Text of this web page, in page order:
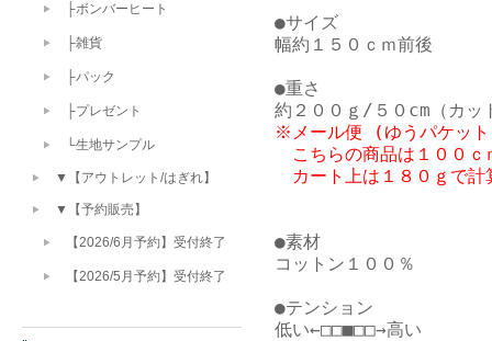
●サイズ
幅約１５０ｃｍ前後
●重さ
※メール便 (ゆうパケット
こちらの商品は１００
●素材
コットン１００％
●テンション
低い←□□■□□→高い
├ボンバーヒート
├雑貨
├パック
├プレゼント
└生地サンプル
▼【アウトレット/はぎれ】
▼【予約販売】
【2026/6月予約】受付終了
【2026/5月予約】受付終了